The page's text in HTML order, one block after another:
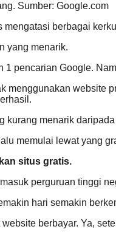
Sumber: Google.com
mengatasi berbagai
yang menarik.
pencarian Google.
menggunakan website
kurang menarik
memulai lewat yang
situs gratis.
perguruan tinggi
hari semakin
berbayar. Ya,